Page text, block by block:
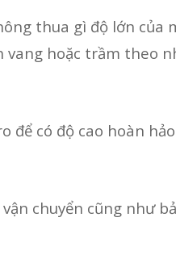
thua gì độ lớn của
hoặc trầm theo
để có độ cao hoàn
chuyển cũng như